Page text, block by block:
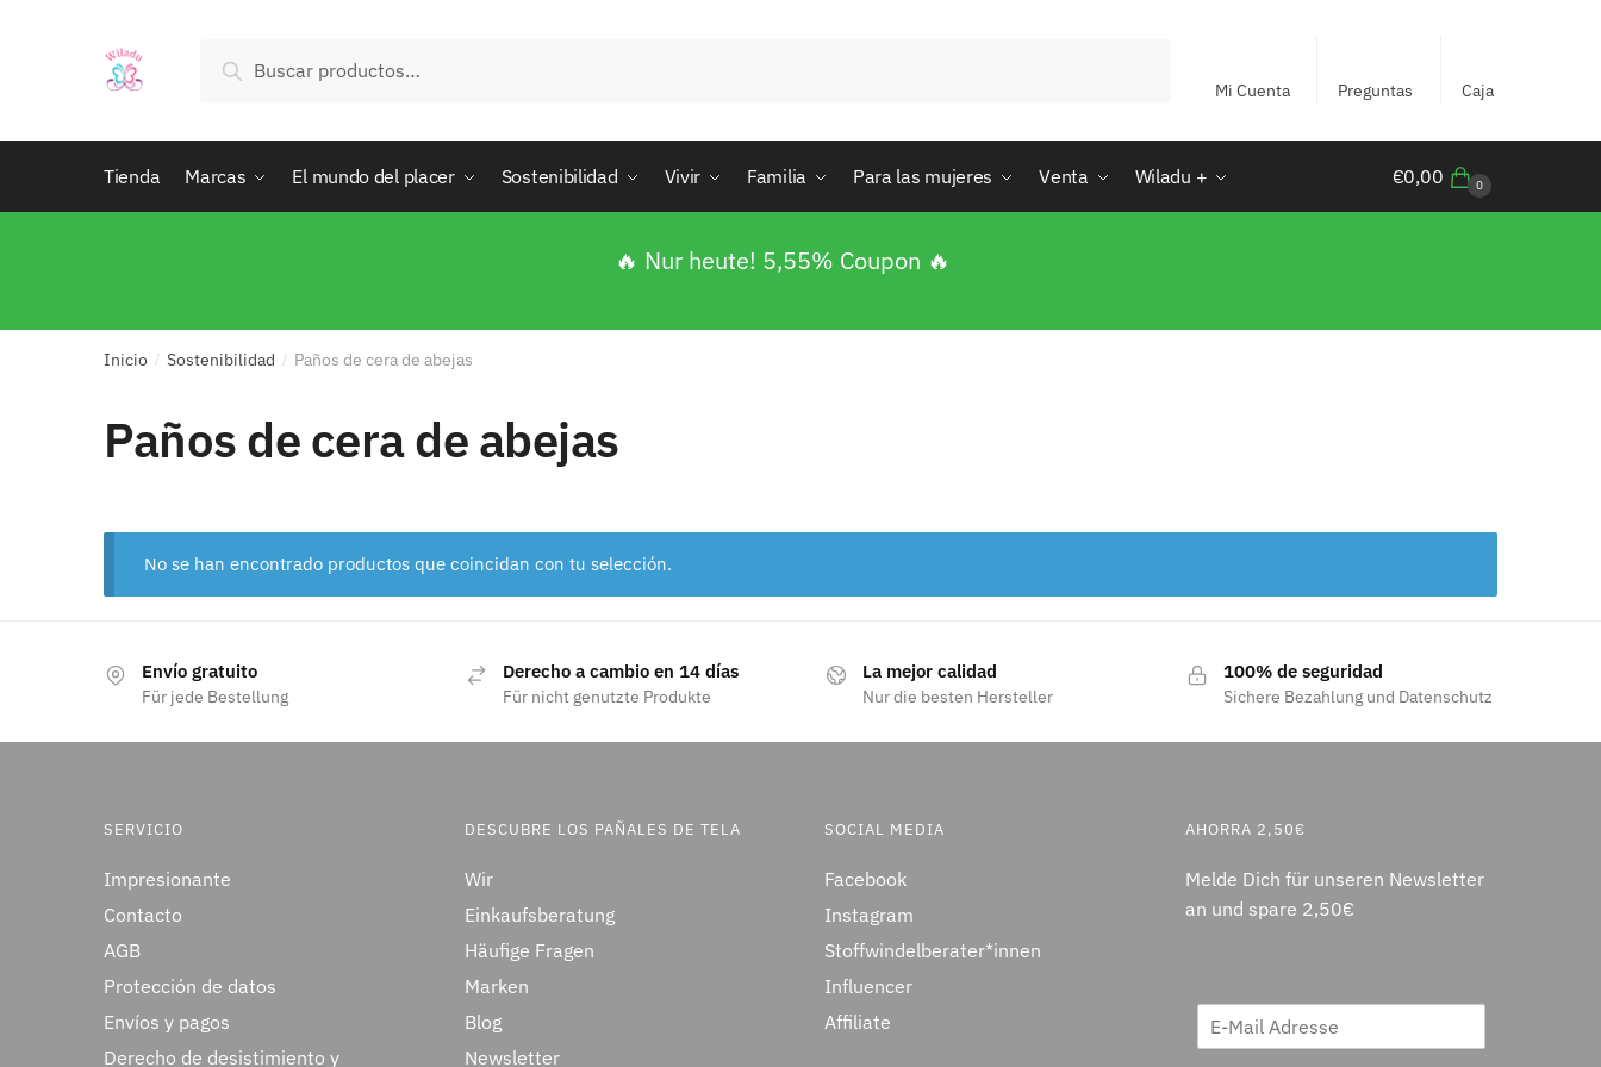
Buscar
Mi Cuenta Preguntas Caja
Tienda Marcas El mundo del placer Sostenibilidad Vivir Familia Para las mujeres Venta Wiladu + €0,00 0
🔥 Nur heute! 5,55% Coupon 🔥
Inicio / Sostenibilidad / Paños de cera de abejas
Paños de cera de abejas
No se han encontrado productos que coincidan con tu selección.
Envío gratuito
Für jede Bestellung
Derecho a cambio en 14 días
Für nicht genutzte Produkte
La mejor calidad
Nur die besten Hersteller
100% de seguridad
Sichere Bezahlung und Datenschutz
SERVICIO
Impresionante
Contacto
AGB
Protección de datos
Envíos y pagos
Derecho de desistimiento y
DESCUBRE LOS PAÑALES DE TELA
Wir
Einkaufsberatung
Häufige Fragen
Marken
Blog
Newsletter
SOCIAL MEDIA
Facebook
Instagram
Stoffwindelberater*innen
Influencer
Affiliate
AHORRA 2,50€
Melde Dich für unseren Newsletter
an und spare 2,50€